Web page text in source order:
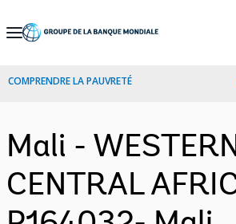
Skip
Navigation
COMPRENDRE LA PAUVRETÉ
Mali -
CENTRAL